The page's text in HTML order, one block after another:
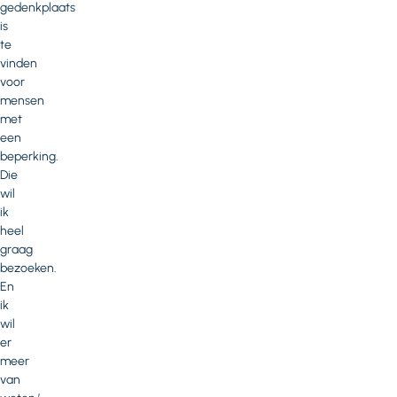
gedenkplaats
is
te
vinden
voor
mensen
met
een
beperking.
Die
wil
ik
heel
graag
bezoeken.
En
ik
wil
er
meer
van